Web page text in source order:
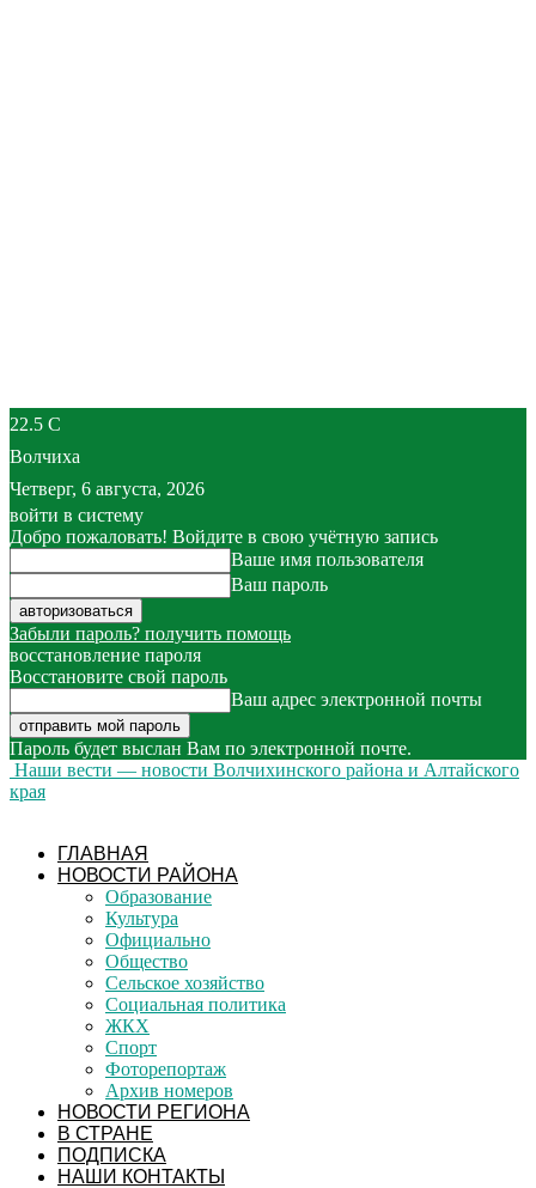
22.5 C
Волчиха
Четверг, 6 августа, 2026
войти в систему
Добро пожаловать! Войдите в свою учётную запись
Ваше имя пользователя
Ваш пароль
Забыли пароль? получить помощь
восстановление пароля
Восстановите свой пароль
Ваш адрес электронной почты
Пароль будет выслан Вам по электронной почте.
Наши вести — новости Волчихинского района и Алтайского
края
ГЛАВНАЯ
НОВОСТИ РАЙОНА
Образование
Культура
Официально
Общество
Сельское хозяйство
Социальная политика
ЖКХ
Спорт
Фоторепортаж
Архив номеров
НОВОСТИ РЕГИОНА
В СТРАНЕ
ПОДПИСКА
НАШИ КОНТАКТЫ